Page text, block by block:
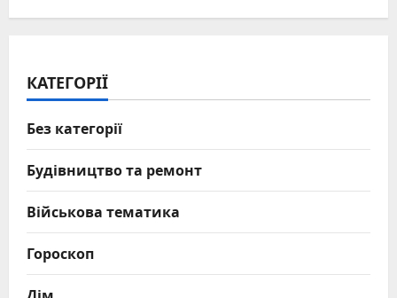
КАТЕГОРІЇ
Без категорії
Будівництво та ремонт
Військова тематика
Гороскоп